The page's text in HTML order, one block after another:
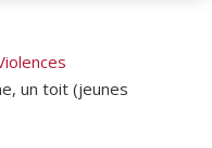
un toit (jeunes